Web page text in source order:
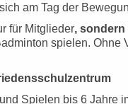
am Tag der
für Mitglieder, sondern
spielen. Ohne
Spielen bis 6 Jahre